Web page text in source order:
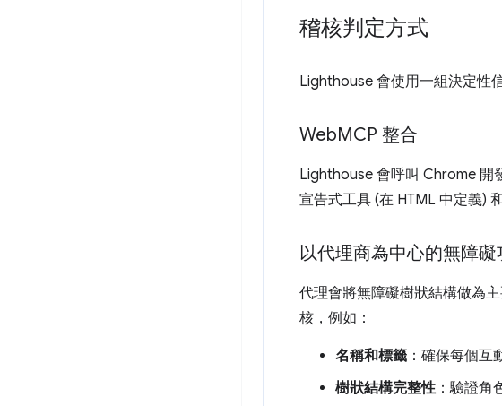
稽核判定方式
Lighthouse 會使用一組決定性
WebMCP 整合
Lighthouse 會呼叫 Chrome 開
宣告式工具 (在 HTML 中定義)
以代理商為中心的無障礙
代理會將無障礙樹狀結構做為
核，例如：
名稱和標籤 ：確保每個互
樹狀結構完整性：驗證角